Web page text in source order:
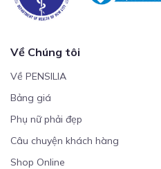
Về Chúng tôi
Về PENSILIA
Bảng giá
Phụ nữ phải đẹp
Câu chuyện khách hàng
Shop Online